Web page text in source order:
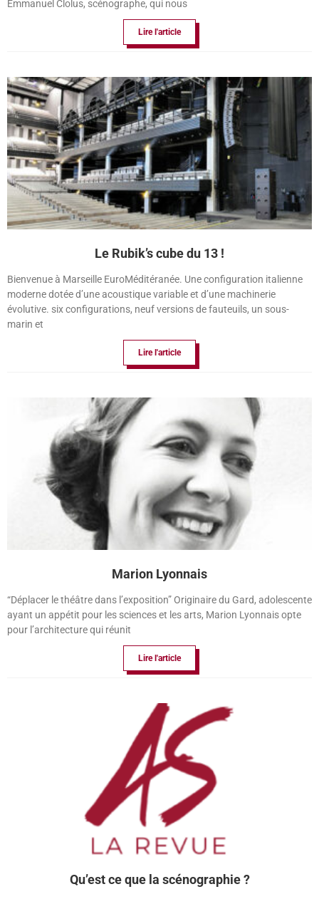
Emmanuel Clolus, scénographe, qui nous
Lire l'article
Le Rubik’s cube du 13 !
Bienvenue à Marseille EuroMéditéranée. Une configuration italienne
moderne dotée d’une acoustique variable et d’une machinerie
évolutive. six configurations, neuf versions de fauteuils, un sous-
marin et
Lire l'article
Marion Lyonnais
“Déplacer le théâtre dans l’exposition” Originaire du Gard, adolescente
ayant un appétit pour les sciences et les arts, Marion Lyonnais opte
pour l’architecture qui réunit
Lire l'article
Qu’est ce que la scénographie ?